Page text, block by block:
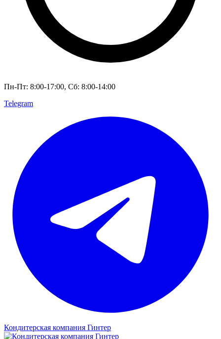
Пн-Пт: 8:00-17:00, Сб: 8:00-14:00
Telegram
Кондитерская компания Гинтер